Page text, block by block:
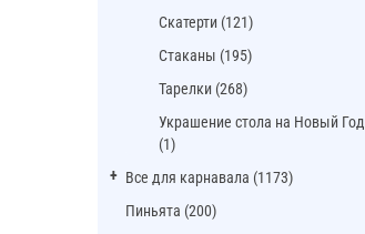
Скатерти (121)
Стаканы (195)
Тарелки (268)
Украшение стола на Новый Год
(1)
Все для карнавала (1173)
Пиньята (200)